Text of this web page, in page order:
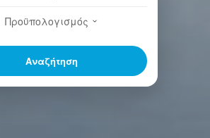
Προϋπολογισμός
Αναζήτηση